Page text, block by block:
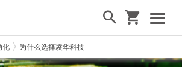
化 为什么选择凌华科技